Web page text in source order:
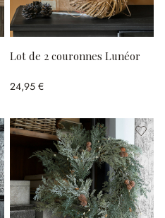
Lot de 2 couronnes Lunéor
24,95 €